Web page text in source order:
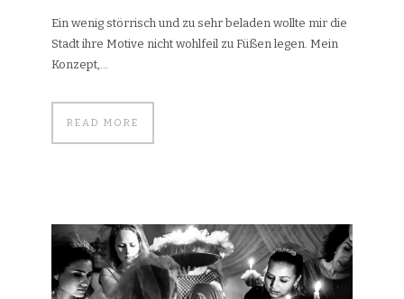
Ein wenig störrisch und zu sehr beladen wollte mir die
Stadt ihre Motive nicht wohlfeil zu Füßen legen. Mein
Konzept,...
READ MORE